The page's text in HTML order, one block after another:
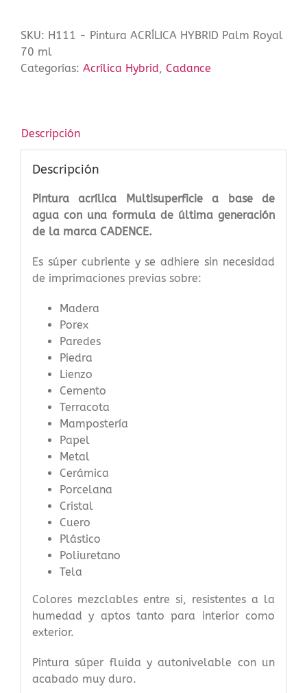
Royal
ml
SKU: H111 - Pintura ACRÍLICA HYBRID Palm Royal
70 ml
Categorías: Acrílica Hybrid, Cadance
Descripción
Descripción
Pintura acrílica Multisuperficie a base de
agua con una formula de última generación
de la marca CADENCE.
Es súper cubriente y se adhiere sin necesidad
de imprimaciones previas sobre:
Madera
Porex
Paredes
Piedra
Lienzo
Cemento
Terracota
Mampostería
Papel
Metal
Cerámica
Porcelana
Cristal
Cuero
Plástico
Poliuretano
Tela
Colores mezclables entre si, resistentes a la
humedad y aptos tanto para interior como
exterior.
Pintura súper fluida y autonivelable con un
acabado muy duro.